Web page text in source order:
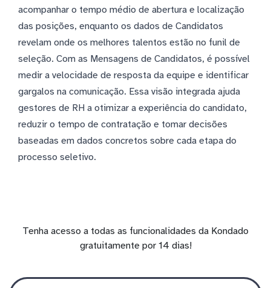
acompanhar o tempo médio de abertura e localização
das posições, enquanto os dados de Candidatos
revelam onde os melhores talentos estão no funil de
seleção. Com as Mensagens de Candidatos, é possível
medir a velocidade de resposta da equipe e identificar
gargalos na comunicação. Essa visão integrada ajuda
gestores de RH a otimizar a experiência do candidato,
reduzir o tempo de contratação e tomar decisões
baseadas em dados concretos sobre cada etapa do
processo seletivo.
Tenha acesso a todas as funcionalidades da Kondado
gratuitamente por 14 dias!